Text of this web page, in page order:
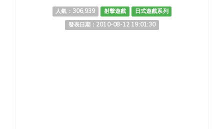
人氣：306,939 射擊遊戲
日式遊戲系列
發表日期：2010-08-12 19:01:30